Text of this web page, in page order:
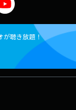
が聴き放題！